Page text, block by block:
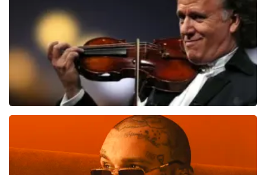
laatste 30 minuten
BESTEL NU